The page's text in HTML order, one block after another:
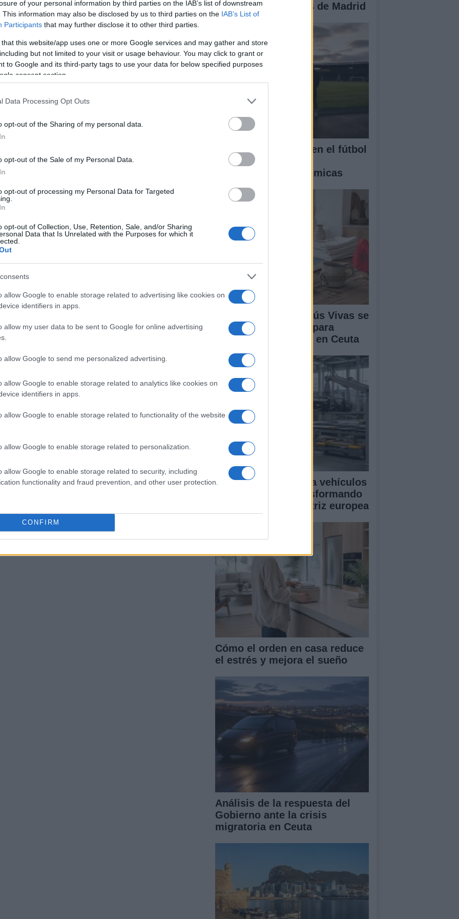
of your personal information by third parties on the IAB’s list of downstream
This information may also be disclosed by us to third parties on the IAB’s List of
Participants that may further disclose it to other third parties.
that this website/app uses one or more Google services and may gather and store
but not limited to your visit or usage behaviour. You may click to grant or
to Google and its third-party tags to use your data for below specified purposes
consent section.
Data Processing Opt Outs
opt-out of the Sharing of my personal data.
opt-out of the Sale of my Personal Data.
opt-out of processing my Personal Data for Targeted
opt-out of Collection, Use, Retention, Sale, and/or Sharing
Data that Is Unrelated with the Purposes for which it
allow Google to enable storage related to advertising like cookies on
identifiers in apps.
allow my user data to be sent to Google for online advertising
allow Google to send me personalized advertising.
allow Google to enable storage related to analytics like cookies on
identifiers in apps.
allow Google to enable storage related to functionality of the website
allow Google to enable storage related to personalization.
allow Google to enable storage related to security, including
functionality and fraud prevention, and other user protection.
CONFIRM
sé vosotros, pero yo estoy un poco hasta las narices de Kojima
sus renuncias a la saga Metal Gear Solid. ¿Cuántas veces ha
ya que no, que se niega a tocar nada relacionado con
Gear Solid: Peace Walker,
spot japonés
2020
poseedores de una PSP deben estar dando palmas y
podrán disfrutar de la que en un principio fue
como quinta parte de Metal Gear Solid:…
Gear Solid: Peace Walker,
gameplay centrado en los
de Snake
2020
en dos minutos algo que te pueden contar en ocho y
¡Un verdadero fan tiene tiempo de sobra para ver los
de Metal Gear Solid: Peace Walker!…
cooperativo mostrando
lucha contra un jefe final
2020
a día de hoy, es el reducto de los piratas. Los fans pueden
lo que les de la real gana, ya que todos conocemos a ese
por los restaurantes de Madrid
Últimas novedades en el fútbol
español: fichajes,
renovaciones y polémicas
Felipe VI y Juan Jesús Vivas se
reúnen en Marivent para
abordar la situación en Ceuta
Cómo la transición a vehículos
eléctricos está transformando
la industria automotriz europea
Cómo el orden en casa reduce
el estrés y mejora el sueño
Análisis de la respuesta del
Gobierno ante la crisis
migratoria en Ceuta